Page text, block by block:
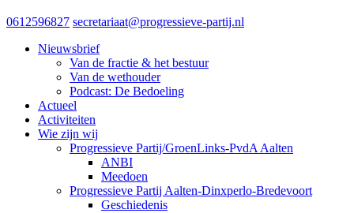
0612596827 secretariaat@progressieve-partij.nl
Nieuwsbrief
Van de fractie & het bestuur
Van de wethouder
Podcast: De Bedoeling
Actueel
Activiteiten
Wie zijn wij
Progressieve Partij/GroenLinks-PvdA Aalten
ANBI
Meedoen
Progressieve Partij Aalten-Dinxperlo-Bredevoort
Geschiedenis